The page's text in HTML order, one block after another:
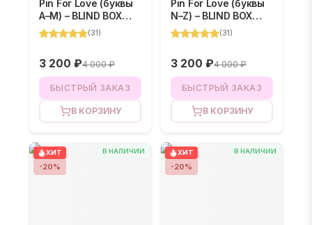
Pin For Love (буквы
A–M) – BLIND BOX
(случайный цвет)
(31)
3 200 ₽4 000 ₽
БЫСТРЫЙ ЗАКАЗ
В КОРЗИНУ
Pin For Love (буквы
N–Z) – BLIND BOX
(случайный цвет)
(31)
3 200 ₽4 000 ₽
БЫСТРЫЙ ЗАКАЗ
В КОРЗИНУ
В НАЛИЧИИ
ХИТ
-20%
В НАЛИЧИИ
ХИТ
-20%